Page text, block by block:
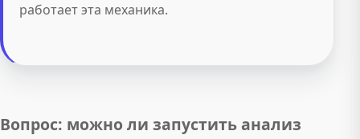
работает эта механика.
Вопрос: можно ли запустить анализ